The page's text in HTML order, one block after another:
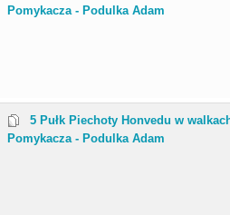
Pomykacza - Podulka Adam
5 Pułk Piechoty Honvedu w
Pomykacza - Podulka Adam